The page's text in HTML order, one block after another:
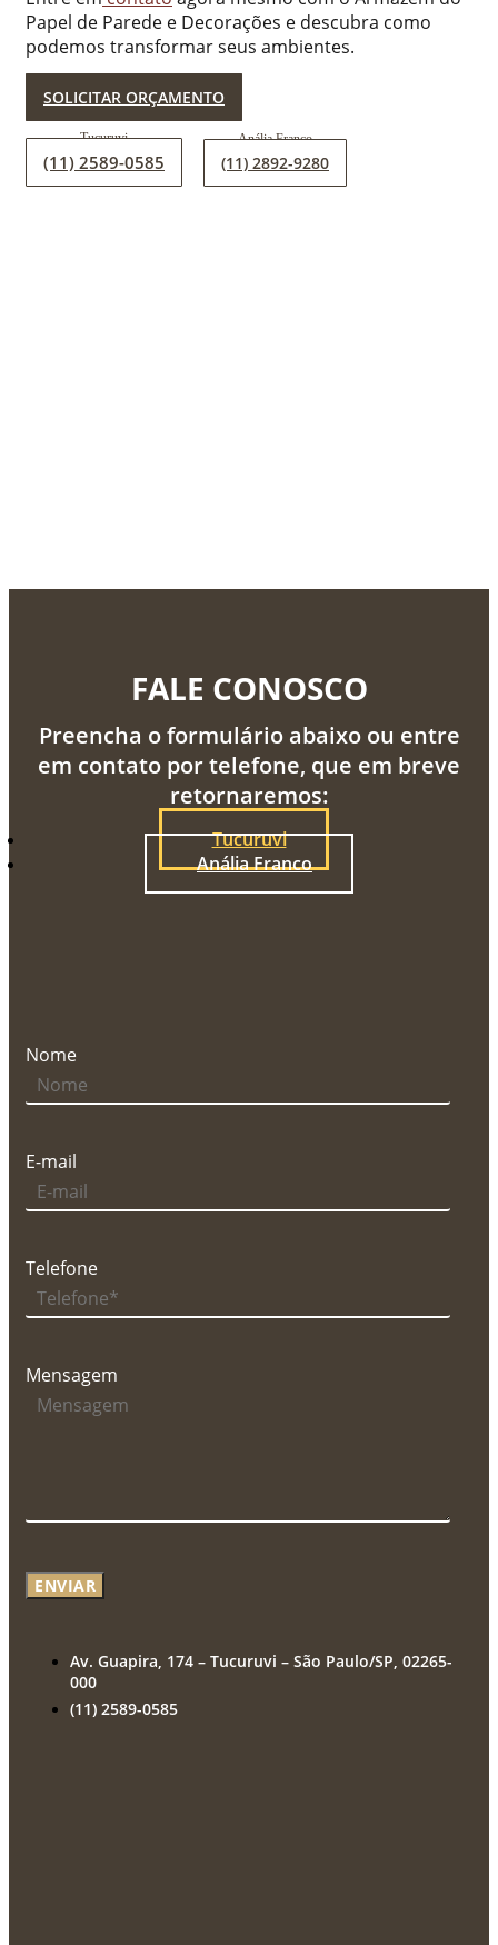
Papel de Parede e Decorações e descubra como
podemos transformar seus ambientes.
SOLICITAR ORÇAMENTO
(11) 2589-0585 (11) 2892-9280
FALE CONOSCO
Preencha o formulário abaixo ou entre
em contato por telefone, que em breve
retornaremos:
Tucuruvi
Anália Franco
Nome
E-mail
Telefone
Mensagem
ENVIAR
Av. Guapira, 174 – Tucuruvi – São Paulo/SP, 02265-
000
(11) 2589-0585